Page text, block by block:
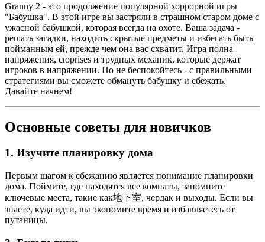
Granny 2 - это продолжение популярной хоррорной игры
"Бабушка". В этой игре вы застряли в страшном старом доме с
ужасной бабушкой, которая всегда на охоте. Ваша задача -
решать загадки, находить скрытые предметы и избегать быть
пойманным ей, прежде чем она вас схватит. Игра полна
напряжения, сюprises и трудных механик, которые держат
игроков в напряжении. Но не беспокойтесь - с правильными
стратегиями вы сможете обмануть бабушку и сбежать.
Давайте начнем!
Основные советы для новичков
1. Изучите планировку дома
Первым шагом к сбежанию является понимание планировки
дома. Поймите, где находятся все комнаты, запомните
ключевые места, такие как地下室, чердак и выходы. Если вы
знаете, куда идти, вы экономите время и избавляетесь от
путаницы.